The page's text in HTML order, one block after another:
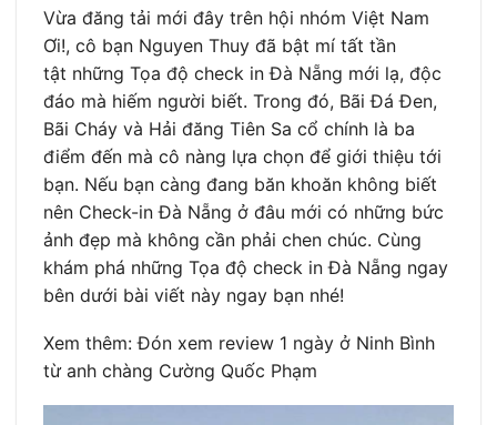
Vừa đăng tải mới đây trên hội nhóm Việt Nam
Ơi!, cô bạn Nguyen Thuy đã bật mí tất tần
tật những Tọa độ check in Đà Nẵng mới lạ, độc
đáo mà hiếm người biết. Trong đó, Bãi Đá Đen,
Bãi Cháy và Hải đăng Tiên Sa cổ chính là ba
điểm đến mà cô nàng lựa chọn để giới thiệu tới
bạn. Nếu bạn càng đang băn khoăn không biết
nên Check-in Đà Nẵng ở đâu mới có những bức
ảnh đẹp mà không cần phải chen chúc. Cùng
khám phá những Tọa độ check in Đà Nẵng ngay
bên dưới bài viết này ngay bạn nhé!
Xem thêm: Đón xem review 1 ngày ở Ninh Bình
từ anh chàng Cường Quốc Phạm